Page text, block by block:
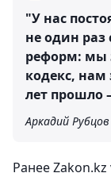
"У нас
не один
реформ: мы
кодекс, нам
лет прошло
Аркадий Рубцов
Ранее